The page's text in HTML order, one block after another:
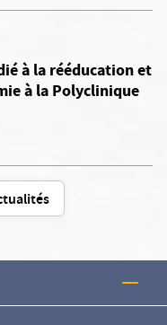
à la rééducation et
à la Polyclinique